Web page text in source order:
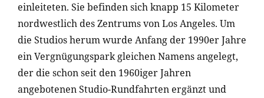
einleiteten. Sie befinden sich knapp 15 Kilometer
nordwestlich des Zentrums von Los Angeles. Um
die Studios herum wurde Anfang der 1990er Jahre
ein Vergnügungspark gleichen Namens angelegt,
der die schon seit den 1960iger Jahren
angebotenen Studio-Rundfahrten ergänzt und